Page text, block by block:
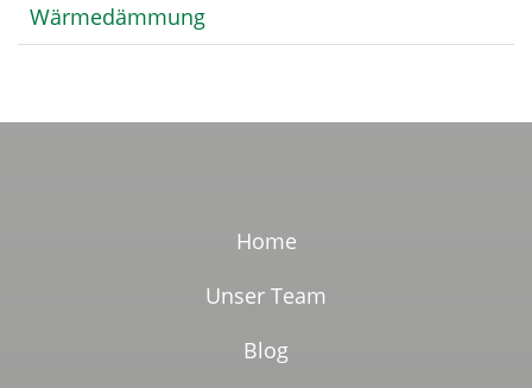
Wärmedämmung
Home
Unser Team
Blog